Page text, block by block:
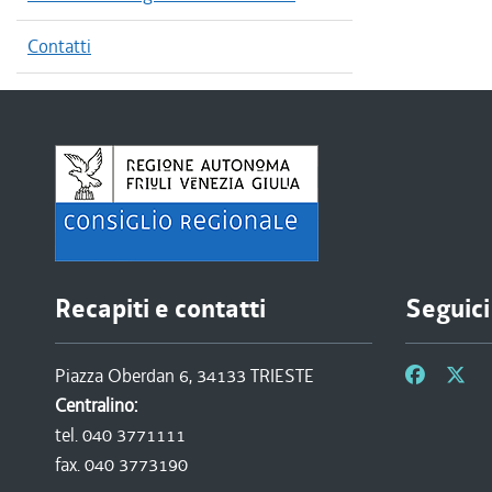
Contatti
Recapiti e contatti
Piazza Oberdan 6, 34133 TRIESTE
Centralino:
tel. 040 3771111
fax. 040 3773190